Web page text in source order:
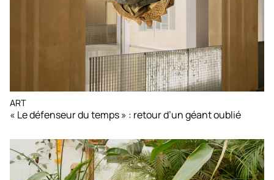
ART
« Le défenseur du temps » : retour d’un géant oublié